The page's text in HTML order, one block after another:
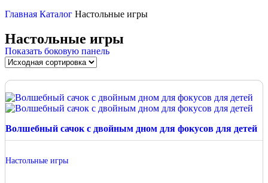
Главная Каталог Настольные игры
Настольные игры
Показать боковую панель
Волшебный сачок с двойным дном для фокусов для детей
Настольные игры